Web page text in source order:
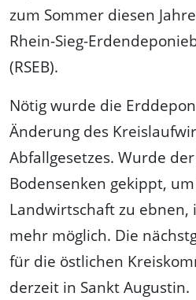
zum Sommer diesen
Rhein-Sieg-
(RSEB).
Nötig wurde die
Änderung des
Abfallgesetzes. Wurde
Bodensenken gekippt,
Landwirtschaft zu ebnen,
mehr möglich. Die
für die östlichen
derzeit in Sankt Augustin.